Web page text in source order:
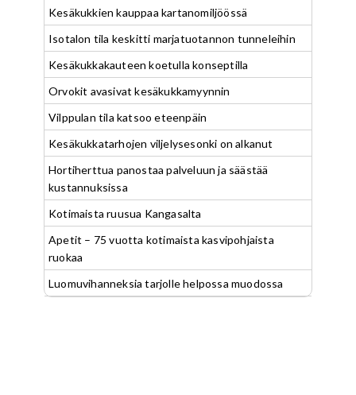
Kesäkukkien kauppaa kartanomiljöössä
Isotalon tila keskitti marjatuotannon tunneleihin
Kesäkukkakauteen koetulla konseptilla
Orvokit avasivat kesäkukkamyynnin
Vilppulan tila katsoo eteenpäin
Kesäkukkatarhojen viljelysesonki on alkanut
Hortiherttua panostaa palveluun ja säästää
kustannuksissa
Kotimaista ruusua Kangasalta
Apetit – 75 vuotta kotimaista kasvipohjaista
ruokaa
Luomuvihanneksia tarjolle helpossa muodossa